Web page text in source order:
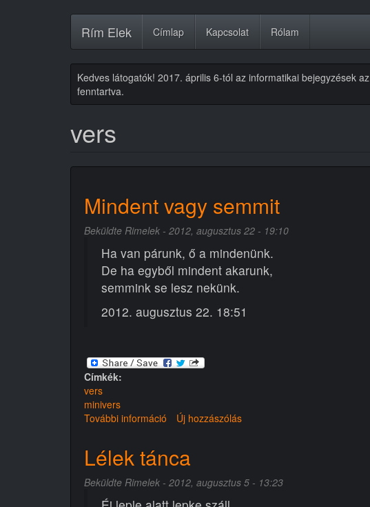
Rím Elek Címlap Kapcsolat Rólam
Kedves látogatók! 2017. április 6-tól az informatikai bejegyzések az
fenntartva.
vers
Mindent vagy semmit
Beküldte Rimelek - 2012, augusztus 22 - 19:10
Ha van párunk, ő a mindenünk.
De ha egyből mindent akarunk,
semmink se lesz nekünk.
2012. augusztus 22. 18:51
Címkék:
vers
minivers
További információ Mindent
tartalommal
Új hozzászólás
Lélek tánca
Beküldte Rimelek - 2012, augusztus 5 - 13:23